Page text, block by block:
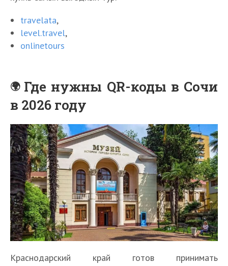
travelata,
level.travel,
onlinetours
Где нужны QR-коды в Сочи
в 2026 году
Краснодарский край готов принимать